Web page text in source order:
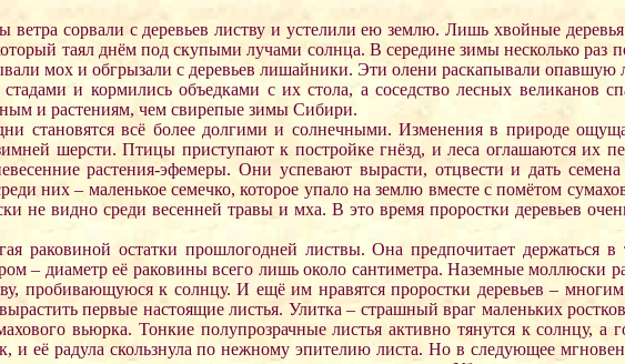
сорвали с деревьев листву и устелили ею землю. Лишь хвойные
таял днём под скупыми лучами солнца. В середине зимы несколько раз
мох и обгрызали с деревьев лишайники. Эти олени раскапывали опавшую
и кормились объедками с их стола, а соседство лесных великанов
и растениям, чем свирепые зимы Сибири.
становятся всё более долгими и солнечными. Изменения в природе
шерсти. Птицы приступают к постройке гнёзд, и леса оглашаются их
растения-эфемеры. Они успевают вырасти, отцвести и дать
них – маленькое семечко, которое упало на землю вместе с помётом
не видно среди весенней травы и мха. В это время проростки деревьев
раковиной остатки прошлогодней листвы. Она предпочитает держаться
– диаметр её раковины всего лишь около сантиметра. Наземные моллюски
пробивающуюся к солнцу. И ещё им нравятся проростки деревьев – многим
первые настоящие листья. Улитка – страшный враг маленьких
вьюрка. Тонкие полупрозрачные листья активно тянутся к солнцу, а
и её радула скользнула по нежному эпителию листа. Но в следующее